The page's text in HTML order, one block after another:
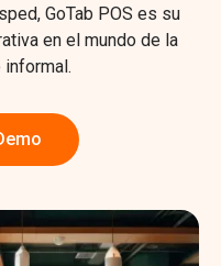
GoTab POS es su
en el mundo de la
informal.